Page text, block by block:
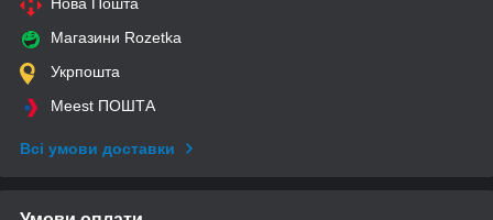
Магазини Rozetka
Укрпошта
Meest ПОШТА
Всі умови доставки